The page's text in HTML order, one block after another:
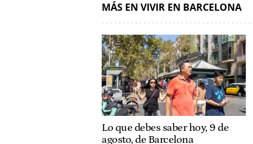
MÁS EN VIVIR EN BARCELONA
Lo que debes saber hoy, 9 de
agosto, de Barcelona